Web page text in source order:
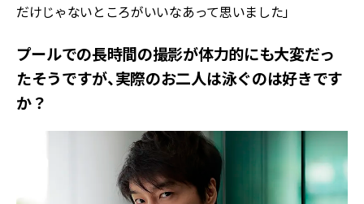
だけじゃないところがいいなあって思いました」
――プールでの長時間の撮影が体力的にも大変だっ
たそうですが、実際のお二人は泳ぐのは好きです
か？